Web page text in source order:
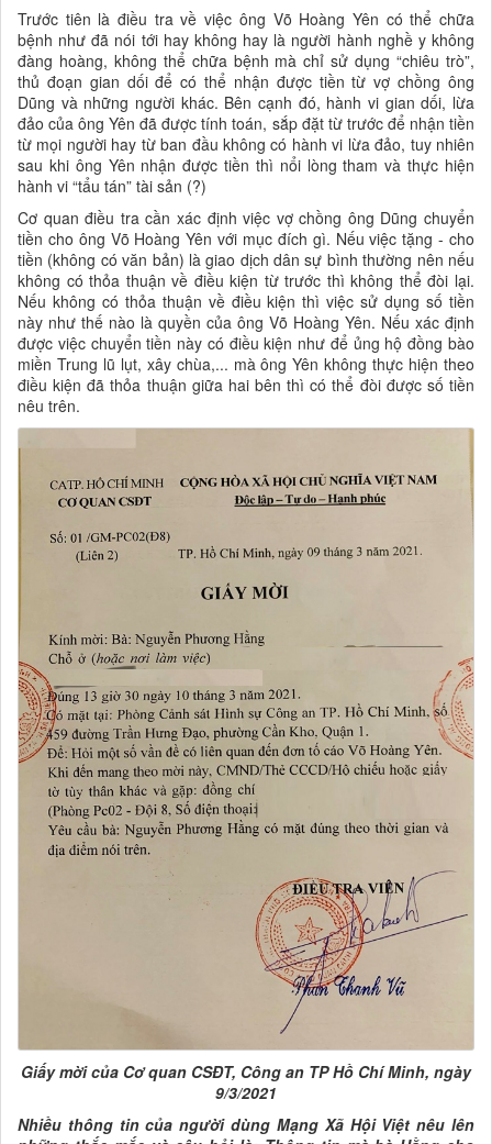
Trước tiên là điều tra về việc ông Võ Hoàng Yên có thể chữa
bệnh như đã nói tới hay không hay là người hành nghề y không
đàng hoàng, không thể chữa bệnh mà chỉ sử dụng “chiêu trò”,
thủ đoạn gian dối để có thể nhận được tiền từ vợ chồng ông
Dũng và những người khác. Bên cạnh đó, hành vi gian dối, lừa
đảo của ông Yên đã được tính toán, sắp đặt từ trước để nhận tiền
từ mọi người hay từ ban đầu không có hành vi lừa đảo, tuy nhiên
sau khi ông Yên nhận được tiền thì nổi lòng tham và thực hiện
hành vi “tẩu tán” tài sản (?)
Cơ quan điều tra cần xác định việc vợ chồng ông Dũng chuyển
tiền cho ông Võ Hoàng Yên với mục đích gì. Nếu việc tặng - cho
tiền (không có văn bản) là giao dịch dân sự bình thường nên nếu
không có thỏa thuận về điều kiện từ trước thì không thể đòi lại.
Nếu không có thỏa thuận về điều kiện thì việc sử dụng số tiền
này như thế nào là quyền của ông Võ Hoàng Yên. Nếu xác định
được việc chuyển tiền này có điều kiện như để ủng hộ đồng bào
miền Trung lũ lụt, xây chùa,... mà ông Yên không thực hiện theo
điều kiện đã thỏa thuận giữa hai bên thì có thể đòi được số tiền
nêu trên.
Giấy mời của Cơ quan CSĐT, Công an TP Hồ Chí Minh, ngày
9/3/2021
Nhiều thông tin của người dùng Mạng Xã Hội Việt nêu lên